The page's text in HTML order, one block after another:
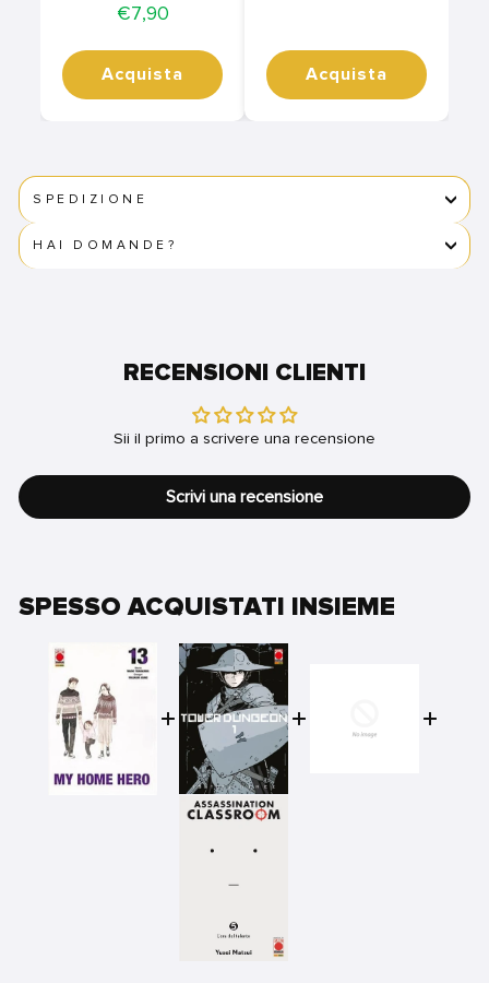
Price
€7,90
Acquista Acquista
SPEDIZIONE
HAI DOMANDE?
RECENSIONI CLIENTI
Sii il primo a scrivere una recensione
Scrivi una recensione
SPESSO ACQUISTATI INSIEME